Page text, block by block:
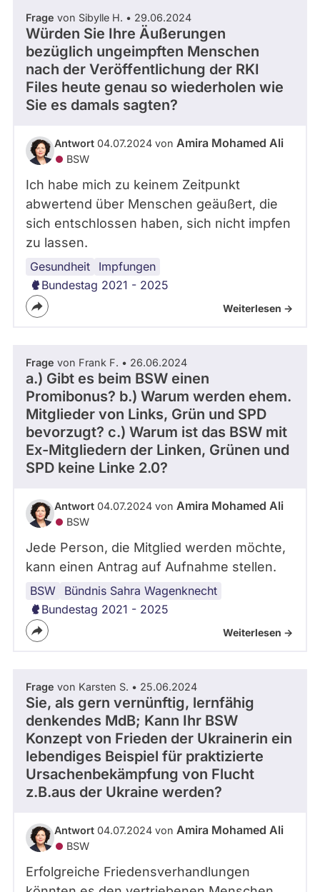
Frage von Sibylle H. • 29.06.2024
Würden Sie Ihre Äußerungen
bezüglich ungeimpften Menschen
nach der Veröffentlichung der RKI
Files heute genau so wiederholen wie
Sie es damals sagten?
Antwort 04.07.2024 von Amira Mohamed Ali
BSW
Ich habe mich zu keinem Zeitpunkt
abwertend über Menschen geäußert, die
sich entschlossen haben, sich nicht impfen
zu lassen.
Gesundheit Impfungen
Corona-
Maßnahmen
Corona-
Virus
Bundestag 2021 - 2025
Weiterlesen ->
Frage von Frank F. • 26.06.2024
a.) Gibt es beim BSW einen
Promibonus? b.) Warum werden ehem.
Mitglieder von Links, Grün und SPD
bevorzugt? c.) Warum ist das BSW mit
Ex-Mitgliedern der Linken, Grünen und
SPD keine Linke 2.0?
Antwort 04.07.2024 von Amira Mohamed Ali
BSW
Jede Person, die Mitglied werden möchte,
kann einen Antrag auf Aufnahme stellen.
BSW Bündnis Sahra Wagenknecht
Parteien
Bundestag 2021 - 2025
Weiterlesen ->
Frage von Karsten S. • 25.06.2024
Sie, als gern vernünftig, lernfähig
denkendes MdB; Kann Ihr BSW
Konzept von Frieden der Ukrainerin ein
lebendiges Beispiel für praktizierte
Ursachenbekämpfung von Flucht
z.B.aus der Ukraine werden?
Antwort 04.07.2024 von Amira Mohamed Ali
BSW
Erfolgreiche Friedensverhandlungen